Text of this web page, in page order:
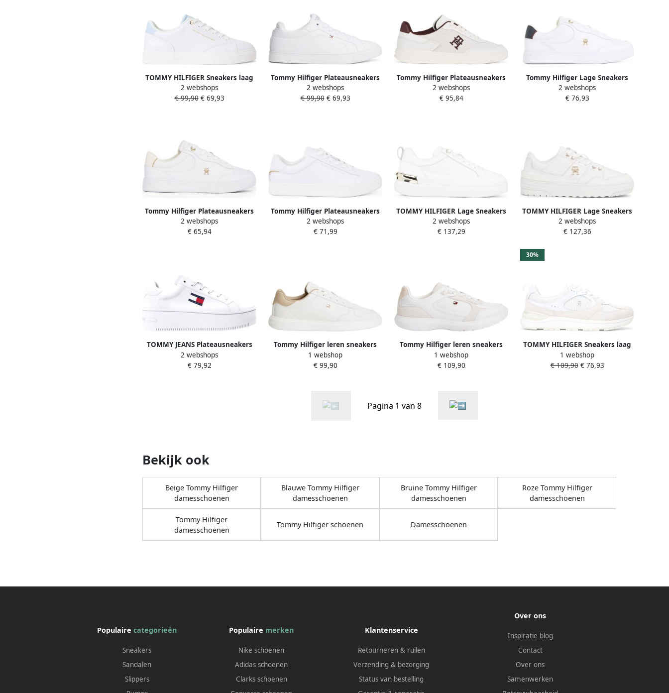
TOMMY HILFIGER Sneakers laag
crème lichtblauw
2 webshops
€ 99,90€ 69,93
Tommy Hilfiger Plateausneakers
ICON COURT SNEAKER
Vrijetijdsschoen lage schoen
2 webshops
€ 99,90€ 69,93
Tommy Hilfiger Plateausneakers
TH HERITAGE SNEAKER PERF
vrijetijdsschoen lage schoen
2 webshops
€ 95,84
Tommy Hilfiger Lage Sneakers
ESSENTIAL CHIC COURT SNEAKER
RWB
2 webshops
€ 76,93
Tommy Hilfiger Plateausneakers
ESSENTIAL CHIC COURT SNEAKER
vrijetijdsschoen veterschoen lage
2 webshops
€ 65,94
Tommy Hilfiger Plateausneakers
ESSENTIAL COURT SNEAKER
vrijetijdsschoen lage schoen
2 webshops
€ 71,99
TOMMY HILFIGER Lage Sneakers
Dames Lux Court Monogram
Maat: 41 Materiaal: Leatherlook
2 webshops
€ 137,29
TOMMY HILFIGER Lage Sneakers
Dames Basket Sneaker Low Maat:
36 Materiaal: Leatherlook Kleur:
2 webshops
€ 127,36
TOMMY JEANS Plateausneakers
TJW FLATFORM ESS
vrijetijdsschoen halfschoen
2 webshops
€ 79,92
Tommy Hilfiger leren sneakers
wit beige
1 webshop
€ 99,90
Tommy Hilfiger leren sneakers
met logo wit
1 webshop
€ 109,90
30%
TOMMY HILFIGER Sneakers laag
wit offwhite
1 webshop
€ 109,90€ 76,93
Pagina 1 van 8
Bekijk ook
Beige Tommy Hilfiger
damesschoenen
Blauwe Tommy Hilfiger
damesschoenen
Bruine Tommy Hilfiger
damesschoenen
Roze Tommy Hilfiger
damesschoenen
Tommy Hilfiger
damesschoenen
Tommy Hilfiger schoenen Damesschoenen
Populairecategorieën
Sneakers
Sandalen
Slippers
Populaire merken
Nike schoenen
Adidas schoenen
Clarks schoenen
Klantenservice
Retourneren & ruilen
Verzending & bezorging
Status van bestelling
Over ons
Inspiratie blog
Contact
Over ons
Samenwerken